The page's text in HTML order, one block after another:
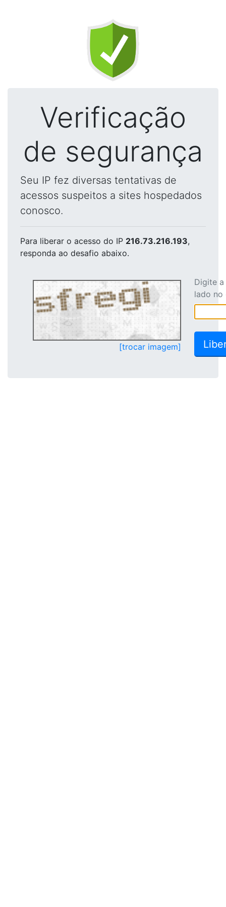
Verificação
de segurança
Seu IP fez diversas tentativas de
acessos suspeitos a sites hospedados
conosco.
Para liberar o acesso do IP 216.73.216.193,
responda ao desafio abaixo.
[trocar imagem]
Digite
lado no